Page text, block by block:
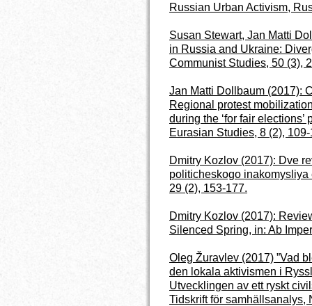
Russian Urban Activism,
Susan Stewart, Jan Matti
in Russia and Ukraine:
Communist Studies, 50 (3),
Jan Matti Dollbaum (2017):
Regional protest
during the ‘for fair
Eurasian Studies, 8 (2),
Dmitry Kozlov (2017): Dve
politicheskogo
29 (2), 153-177.
Dmitry Kozlov (2017):
Silenced Spring, in: Ab
Oleg Žuravlev (2017) ”Vad
den lokala aktivismen i
Utvecklingen av ett ryskt
Tidskrift för samhällsanalys,